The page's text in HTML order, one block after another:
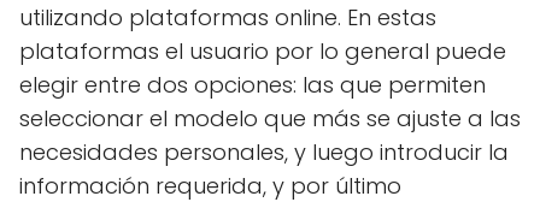
utilizando plataformas online. En estas
plataformas el usuario por lo general puede
elegir entre dos opciones: las que permiten
seleccionar el modelo que más se ajuste a las
necesidades personales, y luego introducir la
información requerida, y por último